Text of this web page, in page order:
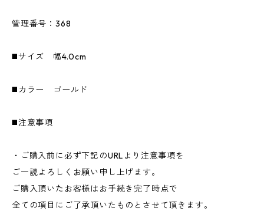
管理番号：368
◼️サイズ 幅4.0cm
◼️カラー ゴールド
◼️注意事項
・ご購入前に必ず下記のURLより注意事項を
ご一読よろしくお願い申し上げます。
ご購入頂いたお客様はお手続き完了時点で
全ての項目にご了承頂いたものとさせて頂きます。